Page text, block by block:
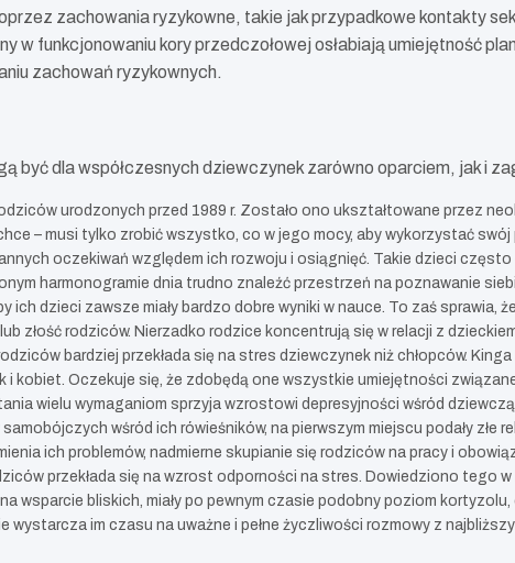
zachowania ryzykowne, takie jak przypadkowe kontakty
funkcjonowaniu kory przedczołowej osłabiają umiejętność
zachowań ryzykownych.
dla współczesnych dziewczynek zarówno oparciem, jak i
urodzonych przed 1989 r. Zostało ono ukształtowane przez
– musi tylko zrobić wszystko, co w jego mocy, aby wykorzystać
oczekiwań względem ich rozwoju i osiągnięć. Takie dzieci
harmonogramie dnia trudno znaleźć przestrzeń na poznawanie
dzieci zawsze miały bardzo dobre wyniki w nauce. To zaś sprawia,
złość rodziców. Nierzadko rodzice koncentrują się w relacji z
bardziej przekłada się na stres dziewczynek niż chłopców.
Oczekuje się, że zdobędą one wszystkie umiejętności
wielu wymaganiom sprzyja wzrostowi depresyjności wśród
wśród ich rówieśników, na pierwszym miejscu podały złe
ich problemów, nadmierne skupianie się rodziców na pracy i
przekłada się na wzrost odporności na stres. Dowiedziono tego w
wsparcie bliskich, miały po pewnym czasie podobny poziom
im czasu na uważne i pełne życzliwości rozmowy z